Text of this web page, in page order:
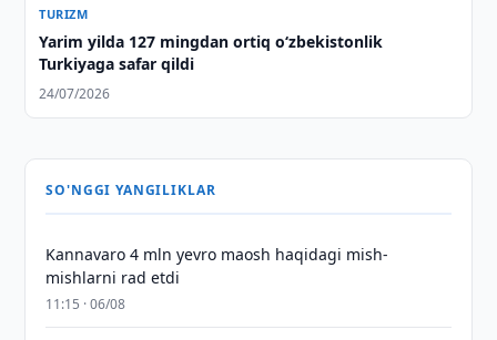
TURIZM
Yarim yilda 127 mingdan ortiq o‘zbekistonlik
Turkiyaga safar qildi
24/07/2026
SO'NGGI YANGILIKLAR
Kannavaro 4 mln yevro maosh haqidagi mish-
mishlarni rad etdi
11:15 · 06/08